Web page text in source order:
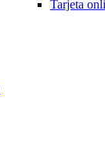
Tarjeta